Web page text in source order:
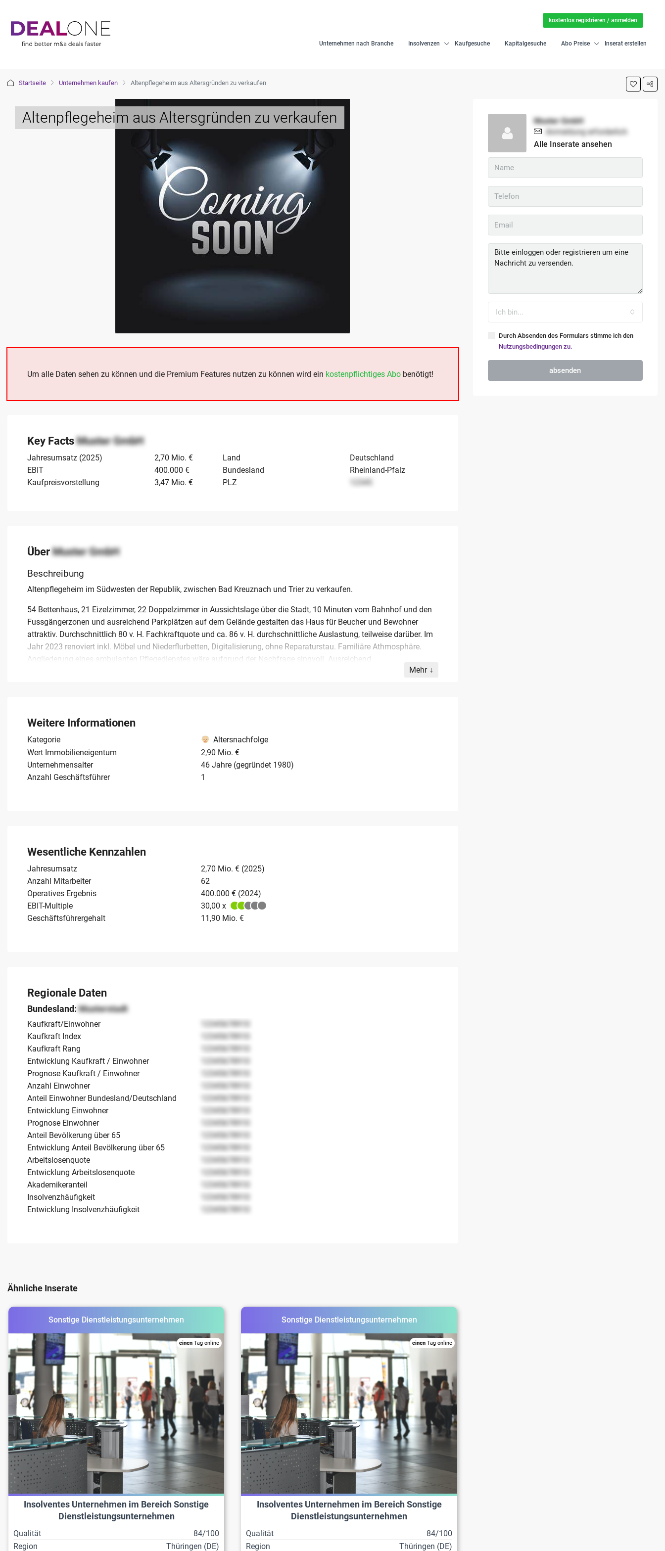
Unternehmen nach Branche Insolvenzen Kaufgesuche Kapitalgesuche Abo Preise Inserat erstellen
kostenlos registrieren / anmelden
Startseite Unternehmen kaufen Altenpflegeheim aus Altersgründen zu verkaufen
Altenpflegeheim aus Altersgründen zu verkaufen
Um alle Daten sehen zu können und die Premium Features nutzen zu können wird ein kostenpflichtiges Abo benötigt!
Key FactsMuster GmbH
Jahresumsatz (2025)
2,70 Mio. €
EBIT
400.000 €
Kaufpreisvorstellung
3,47 Mio. €
Land
Deutschland
Bundesland
Rheinland-Pfalz
PLZ
12345
ÜberMuster GmbH
Beschreibung
Altenpflegeheim im Südwesten der Republik, zwischen Bad Kreuznach und Trier zu verkaufen.
54 Bettenhaus, 21 Eizelzimmer, 22 Doppelzimmer in Aussichtslage über die Stadt, 10 Minuten vom Bahnhof und den
Fussgängerzonen und ausreichend Parkplätzen auf dem Gelände gestalten das Haus für Beucher und Bewohner
attraktiv. Durchschnittlich 80 v. H. Fachkraftquote und ca. 86 v. H. durchschnittliche Auslastung, teilweise darüber. Im
Jahr 2023 renoviert inkl. Möbel und Niederflurbetten, Digitalisierung, ohne Reparaturstau. Familiäre Athmosphäre.
Angliederung eines ambulanten Pflegedienstes wäre aufgrund der Nachfrage sinnvoll. Ausreichend
Verwaltungsräume stehen bereit inkl. 4 Garagen für die Fahrzeuge. Immobilie und Betriebs-GmbH sind getrennt,Mehr
Weitere Informationen
Kategorie
Altersnachfolge
Wert Immobilieneigentum
2,90 Mio. €
Unternehmensalter
46 Jahre (gegründet 1980)
Anzahl Geschäftsführer
1
Wesentliche Kennzahlen
Jahresumsatz
2,70 Mio. € (2025)
Anzahl Mitarbeiter
62
Operatives Ergebnis
400.000 € (2024)
EBIT-Multiple
30,00 x
Geschäftsführergehalt
11,90 Mio. €
Regionale Daten
Bundesland:Musterstadt
Kaufkraft/Einwohner
12345678910
Kaufkraft Index
12345678910
Kaufkraft Rang
12345678910
Entwicklung Kaufkraft / Einwohner
12345678910
Prognose Kaufkraft / Einwohner
12345678910
Anzahl Einwohner
12345678910
Anteil Einwohner Bundesland/Deutschland
12345678910
Entwicklung Einwohner
12345678910
Prognose Einwohner
12345678910
Anteil Bevölkerung über 65
12345678910
Entwicklung Anteil Bevölkerung über 65
12345678910
Arbeitslosenquote
12345678910
Entwicklung Arbeitslosenquote
12345678910
Akademikeranteil
12345678910
Insolvenzhäufigkeit
12345678910
Entwicklung Insolvenzhäufigkeit
12345678910
Ähnliche Inserate
Sonstige Dienstleistungsunternehmen
einen Tag online
Insolventes Unternehmen im Bereich Sonstige
Dienstleistungsunternehmen
Qualität
84/100
Region
Thüringen (DE)
Sonstige Dienstleistungsunternehmen
einenTag online
Insolventes Unternehmen im Bereich Sonstige
Dienstleistungsunternehmen
Qualität
84/100
Region
Thüringen (DE)
Muster GmbH
Anmeldung erforderlich
Alle Inserate ansehen
Ich bin...
Durch Absenden des Formulars stimme ich den
Nutzungsbedingungen zu.
absenden